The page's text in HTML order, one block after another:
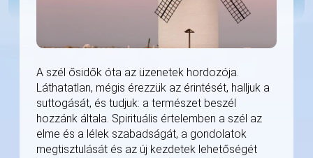
A szél ősidők óta az üzenetek hordozója.
Láthatatlan, mégis érezzük az érintését, halljuk a
suttogását, és tudjuk: a természet beszél
hozzánk általa. Spirituális értelemben a szél az
elme és a lélek szabadságát, a gondolatok
megtisztulását és az új kezdetek lehetőségét